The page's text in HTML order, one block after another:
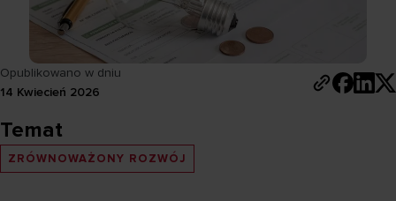
Opublikowano w dniu
14 Kwiecień 2026
Temat
ZRÓWNOWAŻONY ROZWÓJ